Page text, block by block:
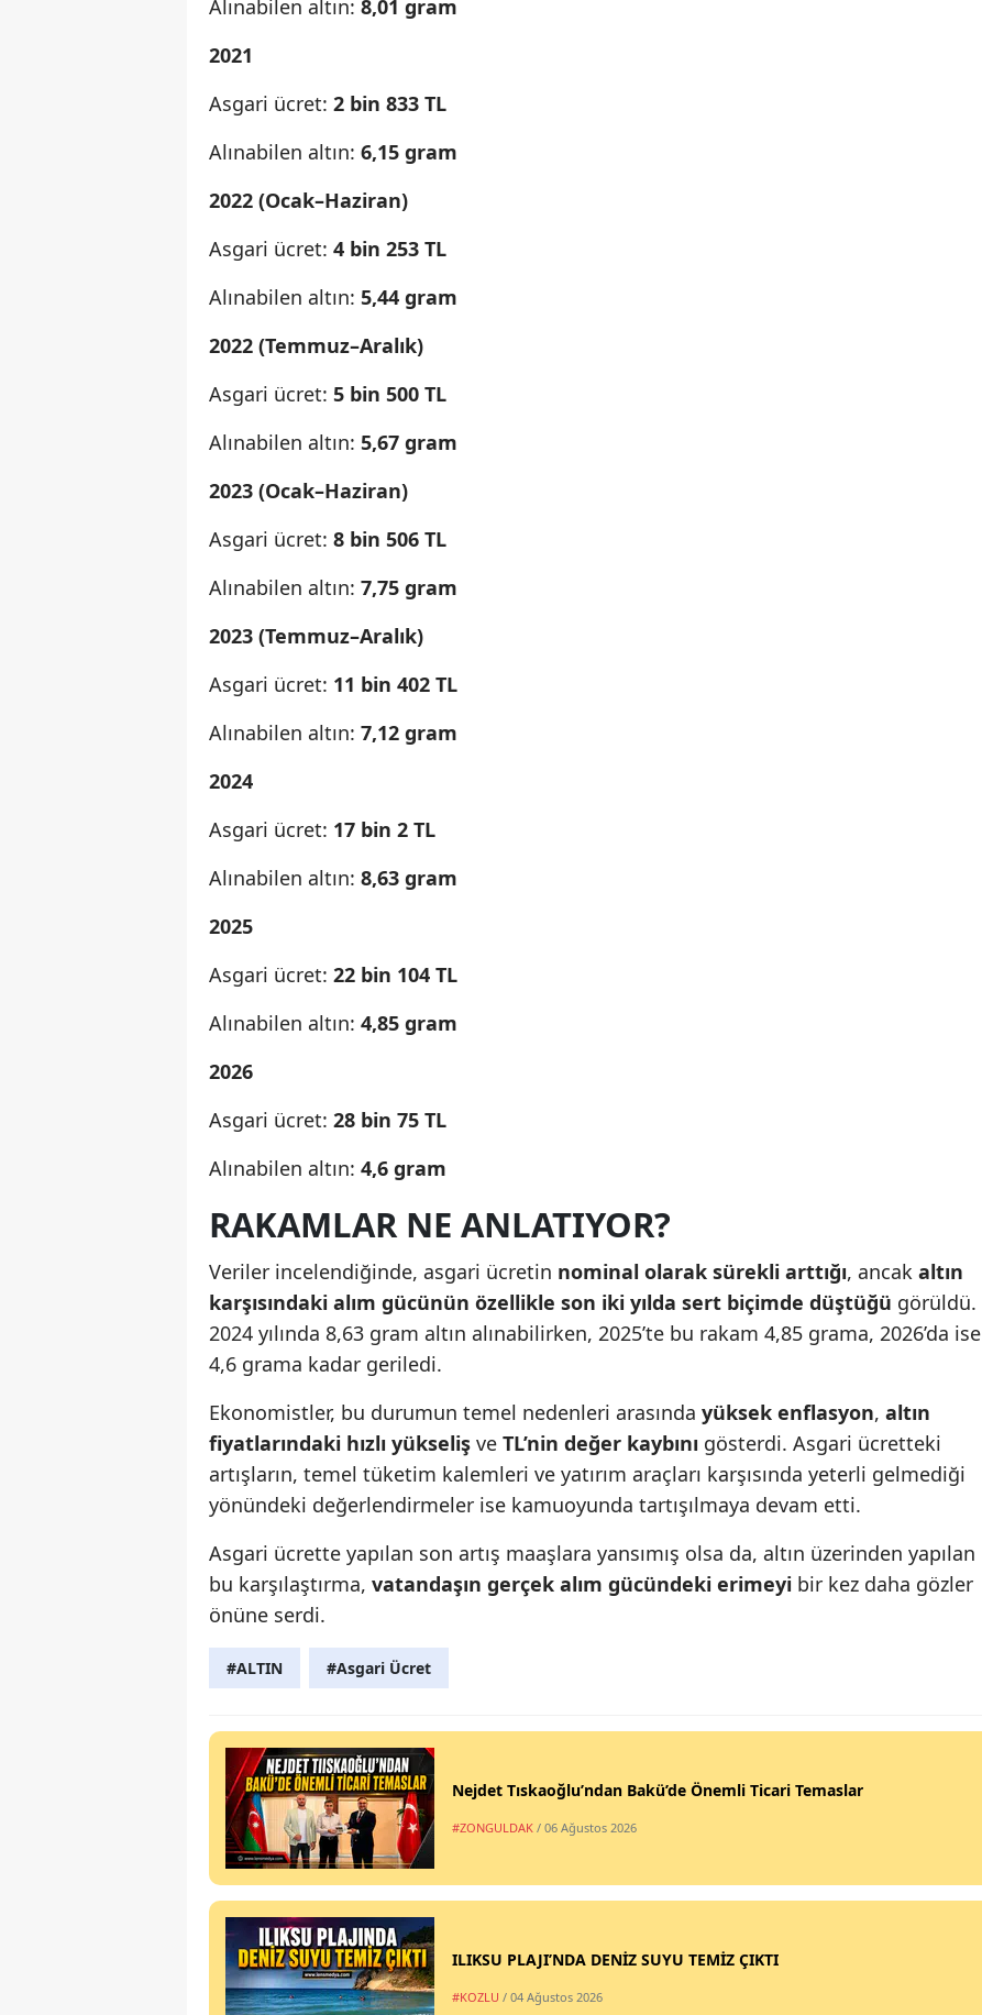
Alınabilen altın: 8,01 gram
2021
Asgari ücret: 2 bin 833 TL
Alınabilen altın: 6,15 gram
2022 (Ocak–Haziran)
Asgari ücret: 4 bin 253 TL
Alınabilen altın: 5,44 gram
2022 (Temmuz–Aralık)
Asgari ücret: 5 bin 500 TL
Alınabilen altın: 5,67 gram
2023 (Ocak–Haziran)
Asgari ücret: 8 bin 506 TL
Alınabilen altın: 7,75 gram
2023 (Temmuz–Aralık)
Asgari ücret: 11 bin 402 TL
Alınabilen altın: 7,12 gram
2024
Asgari ücret: 17 bin 2 TL
Alınabilen altın: 8,63 gram
2025
Asgari ücret: 22 bin 104 TL
Alınabilen altın: 4,85 gram
2026
Asgari ücret: 28 bin 75 TL
Alınabilen altın: 4,6 gram
RAKAMLAR NE ANLATIYOR?
Veriler incelendiğinde, asgari ücretin nominal olarak sürekli arttığı, ancak altın
karşısındaki alım gücünün özellikle son iki yılda sert biçimde düştüğü görüldü.
2024 yılında 8,63 gram altın alınabilirken, 2025’te bu rakam 4,85 grama, 2026’da ise
4,6 grama kadar geriledi.
Ekonomistler, bu durumun temel nedenleri arasında yüksek enflasyon, altın
fiyatlarındaki hızlı yükseliş ve TL’nin değer kaybını gösterdi. Asgari ücretteki
artışların, temel tüketim kalemleri ve yatırım araçları karşısında yeterli gelmediği
yönündeki değerlendirmeler ise kamuoyunda tartışılmaya devam etti.
Asgari ücrette yapılan son artış maaşlara yansımış olsa da, altın üzerinden yapılan
bu karşılaştırma, vatandaşın gerçek alım gücündeki erimeyi bir kez daha gözler
önüne serdi.
#ALTIN #Asgari Ücret
Nejdet Tıskaoğlu’ndan Bakü’de Önemli Ticari Temaslar
#ZONGULDAK / 06 Ağustos 2026
ILIKSU PLAJI’NDA DENİZ SUYU TEMİZ ÇIKTI
#KOZLU / 04 Ağustos 2026